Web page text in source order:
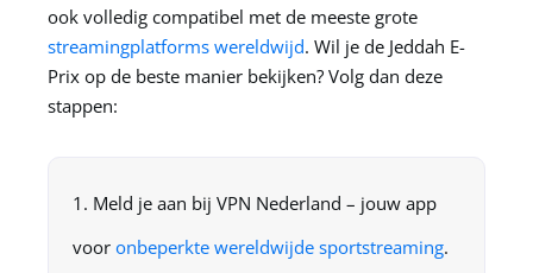
ook volledig compatibel met de meeste grote
streamingplatforms wereldwijd. Wil je de Jeddah E-
Prix op de beste manier bekijken? Volg dan deze
stappen:
Meld je aan bij VPN Nederland – jouw app
voor onbeperkte wereldwijde sportstreaming.